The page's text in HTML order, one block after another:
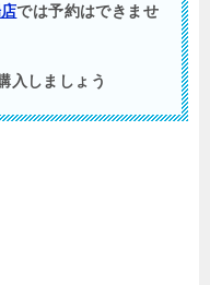
では予約はできませ
入しましょう